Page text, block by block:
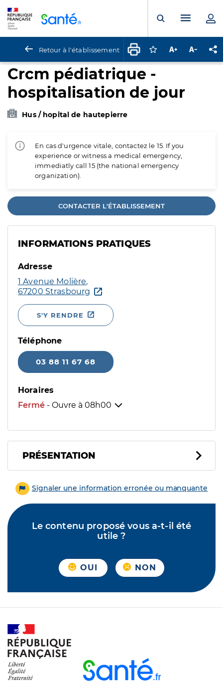
Ouvrir laMenu
Retour à l'établissement Connectez-vous
Augmenter la
Crcm pédiatrique -
hospitalisation de jour
Hus / hopital de hautepierre
En cas d'urgence vitale, contactez le 15. If you
experience or witness a medical emergency,
immediatly call 15 (the national emergency
organization).
CONTACTER L'ÉTABLISSEMENT
INFORMATIONS PRATIQUES
Adresse
1 Avenue Molière,
67200 Strasbourg
S'Y RENDRE
Téléphone
03 88 11 67 68
Horaires
Fermé - Ouvre à 08h00
PRÉSENTATION
Signaler une information erronée ou manquante
Le contenu proposé vous a-t-il été
utile ?
OUI NON